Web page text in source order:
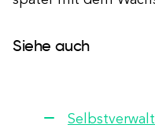
Siehe auch